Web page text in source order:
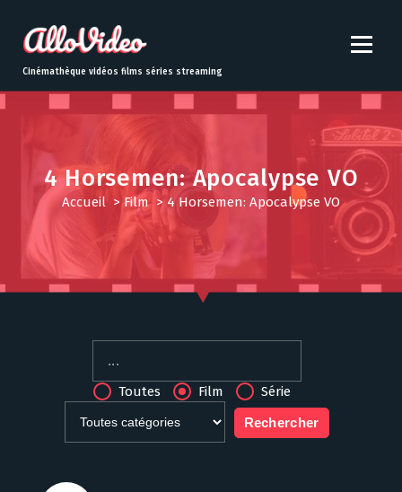
t
o
Cinémathèque vidéos films séries streaming
4 Horsemen: Apocalypse VO
Accueil >Film> 4 Horsemen: Apocalypse VO
Toutes Film Série